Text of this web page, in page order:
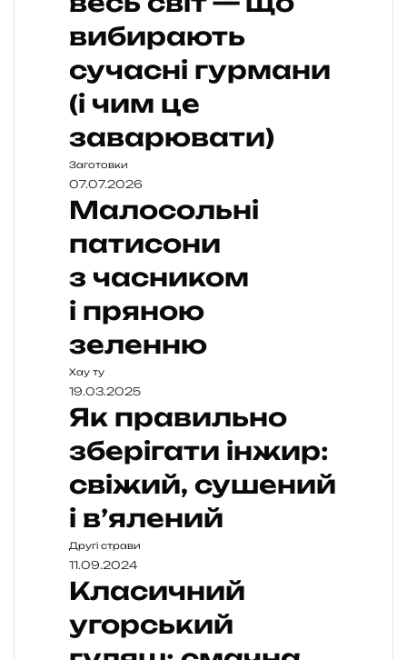
вибирають
сучасні гурмани
(і чим це
заварювати)
Заготовки
07.07.2026
Малосольні
патисони
з часником
і пряною
зеленню
Хау ту
19.03.2025
Як правильно
зберігати інжир:
свіжий, сушений
і в’ялений
Другі страви
11.09.2024
Класичний
угорський